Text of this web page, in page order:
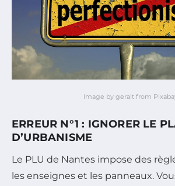
Image by geralt from
ERREUR N°1 : IGNORER LE
D’URBANISME
Le PLU de Nantes impose des
les enseignes et les panneaux.